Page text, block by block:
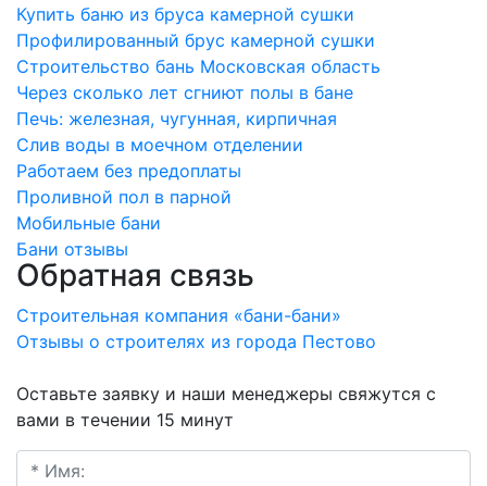
Купить баню из бруса камерной сушки
Профилированный брус камерной сушки
Строительство бань Московская область
Через сколько лет сгниют полы в бане
Печь: железная, чугунная, кирпичная
Слив воды в моечном отделении
Работаем без предоплаты
Проливной пол в парной
Мобильные бани
Бани отзывы
Обратная связь
Строительная компания «бани-бани»
Отзывы о строителях из города Пестово
Оставьте заявку и наши менеджеры свяжутся с
вами в течении 15 минут